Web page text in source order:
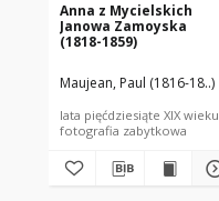
Anna z Mycielskich
Janowa Zamoyska
(1818-1859)
Maujean, Paul (1816-18..)
lata pięćdziesiąte XIX wieku
fotografia zabytkowa